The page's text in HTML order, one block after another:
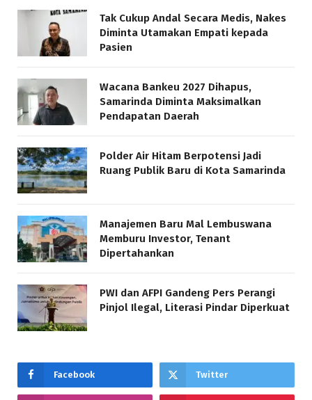
Tak Cukup Andal Secara Medis, Nakes
Diminta Utamakan Empati kepada
Pasien
Wacana Bankeu 2027 Dihapus,
Samarinda Diminta Maksimalkan
Pendapatan Daerah
Polder Air Hitam Berpotensi Jadi
Ruang Publik Baru di Kota Samarinda
Manajemen Baru Mal Lembuswana
Memburu Investor, Tenant
Dipertahankan
PWI dan AFPI Gandeng Pers Perangi
Pinjol Ilegal, Literasi Pindar Diperkuat
Facebook Twitter